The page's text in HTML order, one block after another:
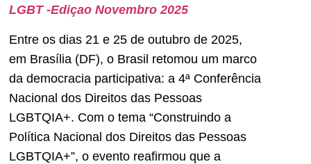
LGBT -Ediçao Novembro 2025
Entre os dias 21 e 25 de outubro de 2025,
em Brasília (DF), o Brasil retomou um marco
da democracia participativa: a 4ª Conferência
Nacional dos Direitos das Pessoas
LGBTQIA+. Com o tema “Construindo a
Política Nacional dos Direitos das Pessoas
LGBTQIA+”, o evento reafirmou que a